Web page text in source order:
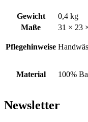
Gewicht
0,4 kg
Maße
31 × 23
Pflegehinweise
Material 100%
Newsletter